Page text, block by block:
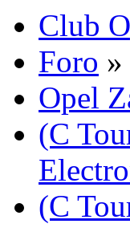
Club
Foro »
Opel
(C
(C